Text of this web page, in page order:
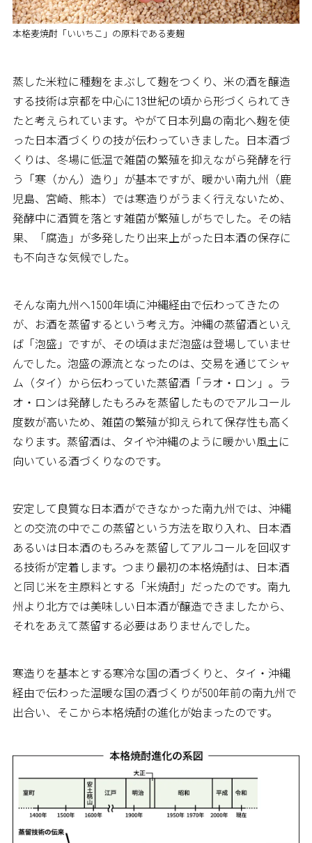
本格麦焼酎「いいちこ」の原料である麦麹
蒸した米粒に種麹をまぶして麹をつくり、米の酒を醸造
する技術は京都を中心に13世紀の頃から形づくられてき
たと考えられています。やがて日本列島の南北へ麹を使
った日本酒づくりの技が伝わっていきました。日本酒づ
くりは、冬場に低温で雑菌の繁殖を抑えながら発酵を行
う「寒（かん）造り」が基本ですが、暖かい南九州（鹿
児島、宮崎、熊本）では寒造りがうまく行えないため、
発酵中に酒質を落とす雑菌が繁殖しがちでした。その結
果、「腐造」が多発したり出来上がった日本酒の保存に
も不向きな気候でした。
そんな南九州へ1500年頃に沖縄経由で伝わってきたの
が、お酒を蒸留するという考え方。沖縄の蒸留酒といえ
ば「泡盛」ですが、その頃はまだ泡盛は登場していませ
んでした。泡盛の源流となったのは、交易を通じてシャ
ム（タイ）から伝わっていた蒸留酒「ラオ・ロン」。ラ
オ・ロンは発酵したもろみを蒸留したものでアルコール
度数が高いため、雑菌の繁殖が抑えられて保存性も高く
なります。蒸留酒は、タイや沖縄のように暖かい風土に
向いている酒づくりなのです。
安定して良質な日本酒ができなかった南九州では、沖縄
との交流の中でこの蒸留という方法を取り入れ、日本酒
あるいは日本酒のもろみを蒸留してアルコールを回収す
る技術が定着します。つまり最初の本格焼酎は、日本酒
と同じ米を主原料とする「米焼酎」だったのです。南九
州より北方では美味しい日本酒が醸造できましたから、
それをあえて蒸留する必要はありませんでした。
寒造りを基本とする寒冷な国の酒づくりと、タイ・沖縄
経由で伝わった温暖な国の酒づくりが500年前の南九州で
出合い、そこから本格焼酎の進化が始まったのです。